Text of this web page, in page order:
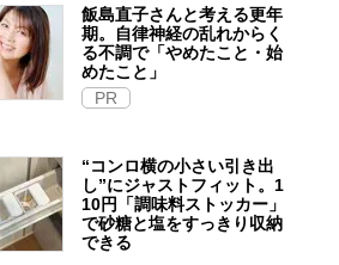
飯島直子さんと考える更年
期。自律神経の乱れからく
る不調で「やめたこと・始
めたこと」
PR
“コンロ横の小さい引き出
し”にジャストフィット。1
10円「調味料ストッカー」
で砂糖と塩をすっきり収納
できる